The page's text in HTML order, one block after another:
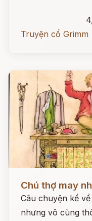
Truyện cổ Grimm
Chú thợ may
Câu chuyện kể
nhưng vô cùng